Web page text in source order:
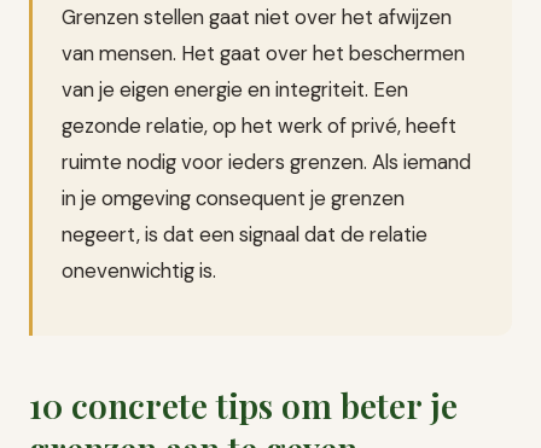
Grenzen stellen gaat niet over het afwijzen
van mensen. Het gaat over het beschermen
van je eigen energie en integriteit. Een
gezonde relatie, op het werk of privé, heeft
ruimte nodig voor ieders grenzen. Als iemand
in je omgeving consequent je grenzen
negeert, is dat een signaal dat de relatie
onevenwichtig is.
10 concrete tips om beter je